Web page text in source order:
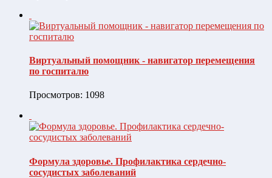
Виртуальный помощник - навигатор перемещения
по госпиталю
Просмотров: 1098
Формула здоровье. Профилактика сердечно-
сосудистых заболеваний